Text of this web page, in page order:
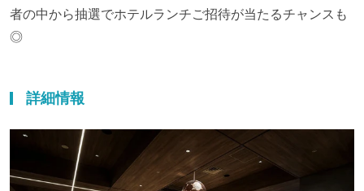
者の中から抽選でホテルランチご招待が当たるチャンスも
◎
詳細情報